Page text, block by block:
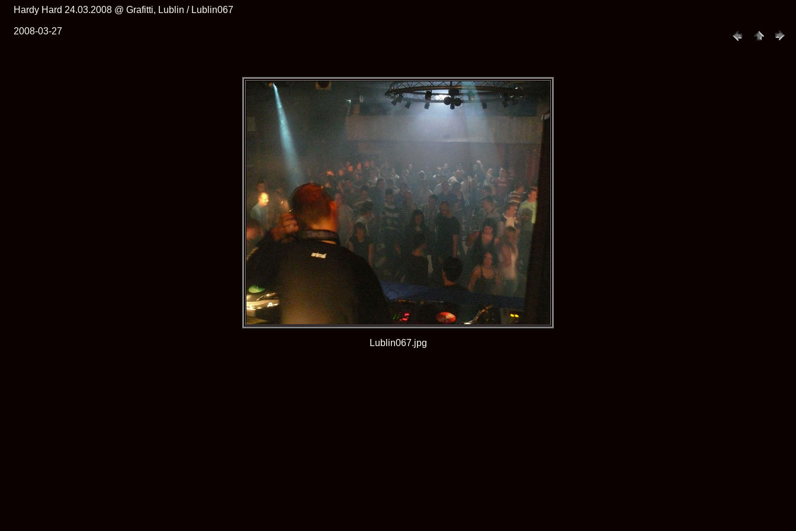
Hardy Hard 24.03.2008 @ Grafitti, Lublin / Lublin067
2008-03-27
Lublin067.jpg